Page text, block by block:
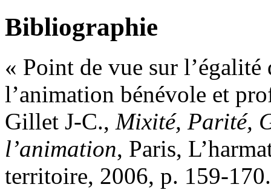
Bibliographie
« Point de vue sur l’égalité
l’animation bénévole et
Gillet J-C., Mixité, Parité,
l’animation, Paris,
territoire, 2006, p. 159-170.